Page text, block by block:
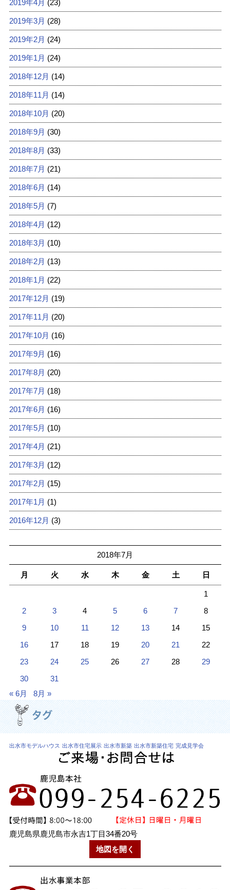
2019年4月 (23)
2019年3月 (28)
2019年2月 (24)
2019年1月 (24)
2018年12月 (14)
2018年11月 (14)
2018年10月 (20)
2018年9月 (30)
2018年8月 (33)
2018年7月 (21)
2018年6月 (14)
2018年5月 (7)
2018年4月 (12)
2018年3月 (10)
2018年2月 (13)
2018年1月 (22)
2017年12月 (19)
2017年11月 (20)
2017年10月 (16)
2017年9月 (16)
2017年8月 (20)
2017年7月 (18)
2017年6月 (16)
2017年5月 (10)
2017年4月 (21)
2017年3月 (12)
2017年2月 (15)
2017年1月 (1)
2016年12月 (3)
2018年7月
月 火 水 木 金 土 日
1
2
3 4 5 6 7
8
9
10 11 12 13 14
15
16
17 18 19 20 21
22
23
24 25 26 27 28
29
30
31
« 6月
8月 »
出水市モデルハウス 出水市住宅展示 出水市新築 出水市新築住宅 完成見学会
鹿児島県鹿児島市永吉1丁目34番20号
地図を開く